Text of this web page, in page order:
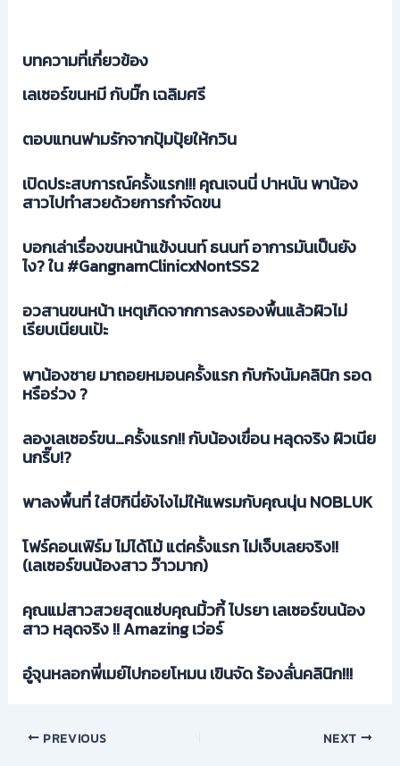
บทความที่เกี่ยวข้อง
เลเซอร์ขนหมี กับมิ๊ก เฉลิมศรี
ตอบแทนฟามรักจากปุ้มปุ้ยให้กวิน
เปิดประสบการณ์ครั้งแรก!!! คุณเจนนี่ ปาหนัน พาน้อง
สาวไปทำสวยด้วยการกำจัดขน
บอกเล่าเรื่องขนหน้าแข้งนนท์ ธนนท์ อาการมันเป็นยัง
ไง? ใน #GangnamClinicxNontSS2
อวสานขนหน้า เหตุเกิดจากการลงรองพื้นแล้วผิวไม่
เรียบเนียนเป้ะ
พาน้องชาย มาถอยหมอนครั้งแรก กับกังนัมคลินิก รอด
หรือร่วง ?
ลองเลเซอร์ขน…ครั้งแรก!! กับน้องเขื่อน หลุดจริง ผิวเนีย
นกริ๊บ!?
พาลงพื้นที่ ใส่บิกินี่ยังไงไม่ให้แพรมกับคุณนุ่น NOBLUK
โฟร์คอนเฟิร์ม ไม่ได้โม้ แต่ครั้งแรก ไม่เจ็บเลยจริง!!
(เลเซอร์ขนน้องสาว ว๊าวมาก)
คุณแม่สาวสวยสุดแซ่บคุณมิ้วกี้ ไปรยา เลเซอร์ขนน้อง
สาว หลุดจริง !! Amazing เว่อร์
อู๋จุนหลอกพี่เมย์ไปกอยโหมน เขินจัด ร้องลั่นคลินิก!!!
PREVIOUS NEXT